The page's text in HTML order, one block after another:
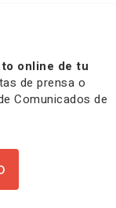
online de tu
de prensa o
Comunicados de